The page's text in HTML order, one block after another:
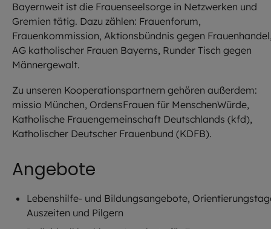
Bayernweit ist die Frauenseelsorge in Netzwerken und
Gremien tätig. Dazu zählen: Frauenforum,
Frauenkommission, Aktionsbündnis gegen
AG katholischer Frauen Bayerns, Runder Tisch gegen
Männergewalt.
Zu unseren Kooperationspartnern gehören außerdem:
missio München, OrdensFrauen für MenschenWürde,
Katholische Frauengemeinschaft Deutschlands (kfd),
Katholischer Deutscher Frauenbund (KDFB).
Angebote
Lebenshilfe- und Bildungsangebote,
Auszeiten und Pilgern